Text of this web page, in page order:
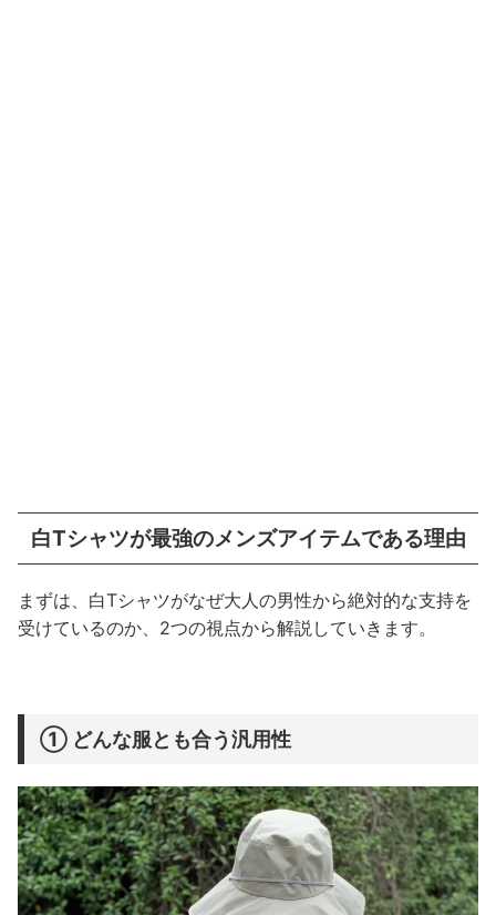
白Tシャツが最強のメンズアイテムである理由
まずは、白Tシャツがなぜ大人の男性から絶対的な支持を
受けているのか、2つの視点から解説していきます。
① どんな服とも合う汎用性